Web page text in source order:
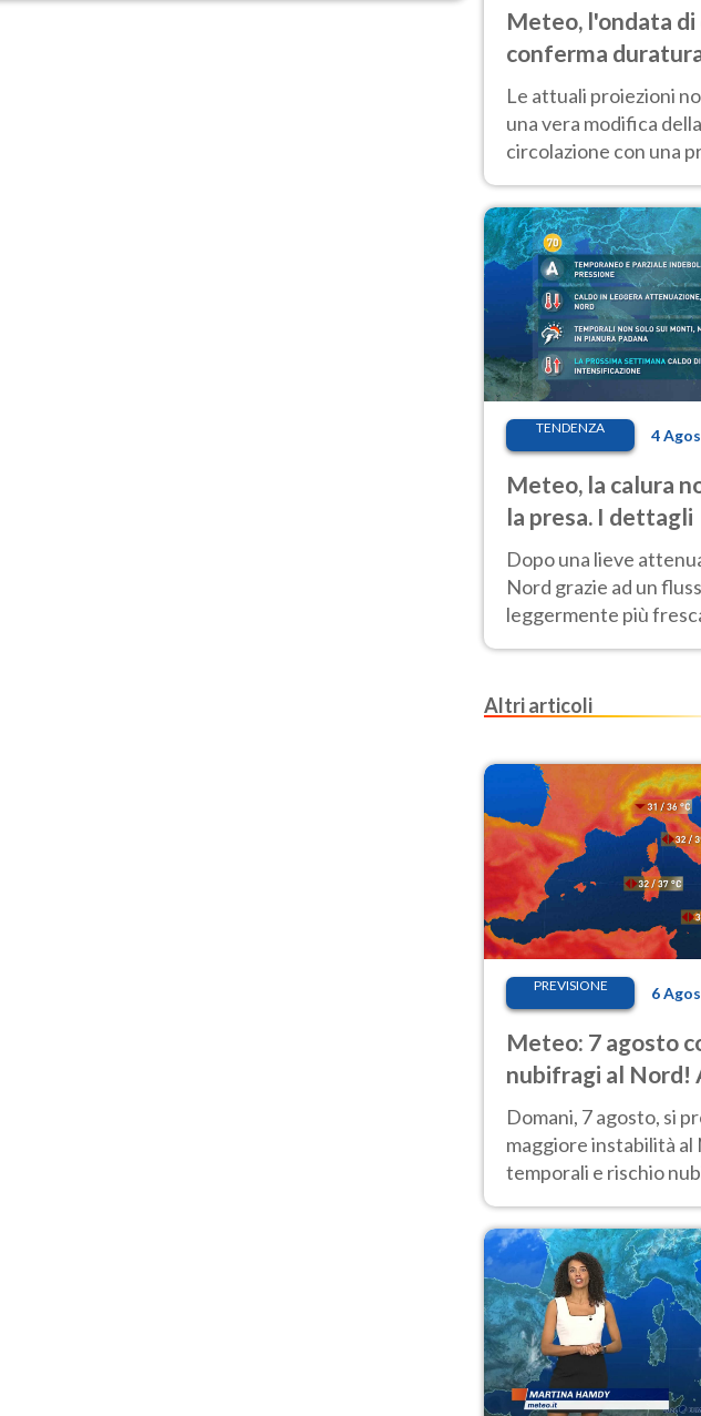
Meteo, l'ondata di
conferma
Le attuali proiezioni
una vera modifica della
circolazione con una
giorni, compresa la
Ferragosto
TENDENZA 4
Meteo, la calura
la presa. I dettagli
Dopo una lieve
Nord grazie ad un
leggermente più
nuovo rinforzo
Altri articoli
PREVISIONE 6
Meteo: 7 agosto
nubifragi al Nord!
Sud caldo estremo
Domani, 7 agosto, si
maggiore instabilità al
temporali e rischio
previsioni.